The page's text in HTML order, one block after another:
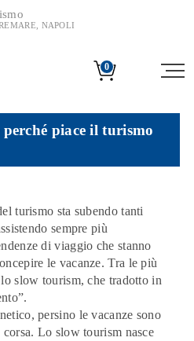
NAPOLI
0
perché piace il turismo
turismo sta subendo tanti
sempre più
di viaggio che stanno
le vacanze. Tra le più
slow tourism, che tradotto in
.
persino le vacanze sono
Lo slow tourism nasce